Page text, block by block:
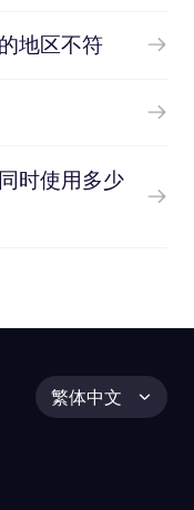
地区不符
时使用多少
繁体中文